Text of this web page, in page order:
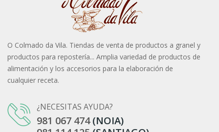
O Colmado da Vila. Tiendas de venta de productos a granel y
productos para repostería... Amplia variedad de productos de
alimentación y los accesorios para la elaboración de
cualquier receta.
¿NECESITAS AYUDA?
981 067 474(NOIA)